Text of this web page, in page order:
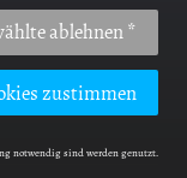
I
ablehnen *
zustimmen
notwendig sind werden genutzt.